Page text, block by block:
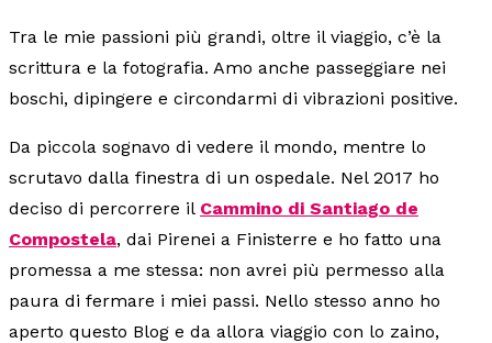
Tra le mie passioni più grandi, oltre il viaggio, c’è la
scrittura e la fotografia. Amo anche passeggiare nei
boschi, dipingere e circondarmi di vibrazioni positive.
Da piccola sognavo di vedere il mondo, mentre lo
scrutavo dalla finestra di un ospedale. Nel 2017 ho
deciso di percorrere il Cammino di Santiago de
Compostela, dai Pirenei a Finisterre e ho fatto una
promessa a me stessa: non avrei più permesso alla
paura di fermare i miei passi. Nello stesso anno ho
aperto questo Blog e da allora viaggio con lo zaino,